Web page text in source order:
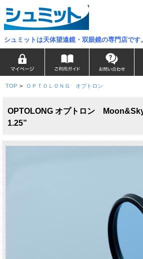
シュミットは天体望遠鏡・双眼鏡の専門店です。
TOP > ＯＰＴＯＬＯＮＧ オプトロン
OPTOLONG オプトロン
1.25”